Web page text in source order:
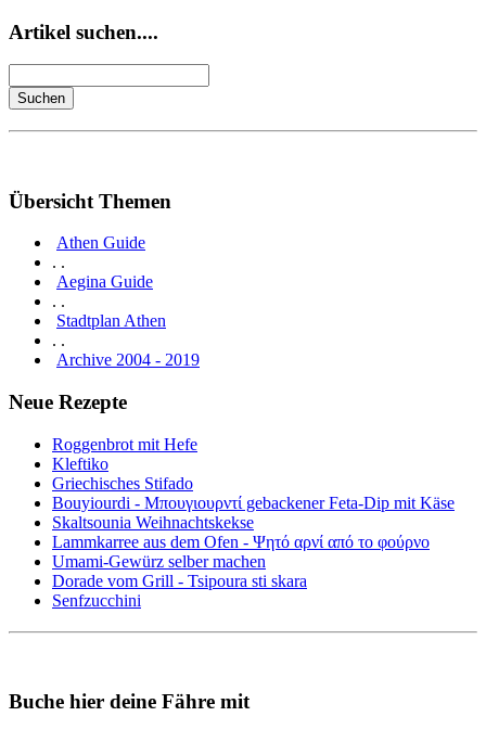
Artikel suchen....
Übersicht Themen
Athen Guide
. .
Aegina Guide
. .
Stadtplan Athen
. .
Archive 2004 - 2019
Neue Rezepte
Roggenbrot mit Hefe
Kleftiko
Griechisches Stifado
Bouyiourdi - Μπουγιουρντί gebackener Feta-Dip mit Käse
Skaltsounia Weihnachtskekse
Lammkarree aus dem Ofen - Ψητό αρνί από το φούρνο
Umami-Gewürz selber machen
Dorade vom Grill - Tsipoura sti skara
Senfzucchini
Buche hier deine Fähre mit